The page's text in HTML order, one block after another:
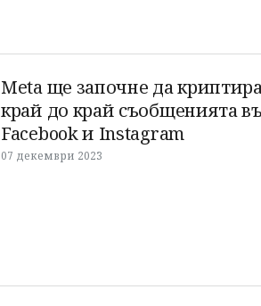
Meta ще започне да
край до край съобщенията
Facebook и Instagram
07 декември 2023